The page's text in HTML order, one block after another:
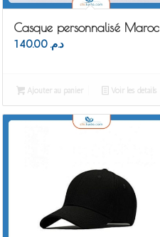
Casque personnalisé Maroc
د.م. 140.00
Ajouter au panier Voir les détails